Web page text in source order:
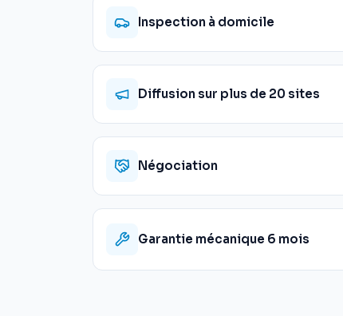
Inspection à domicile
Diffusion sur plus de 20 sites
Négociation
Garantie mécanique 6 mois